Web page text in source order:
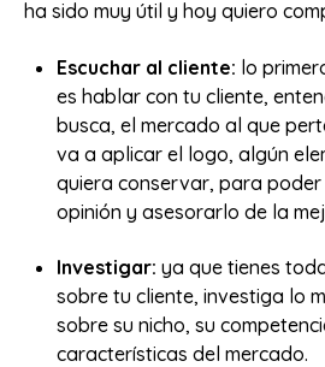
ha sido muy útil y hoy quiero
Escuchar al cliente: lo
es hablar con tu cliente,
busca, el mercado al que
va a aplicar el logo, algún
quiera conservar, para poder
opinión y asesorarlo de la
Investigar: ya que tienes
sobre tu cliente, investiga lo
sobre su nicho, su
características del mercado.